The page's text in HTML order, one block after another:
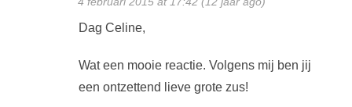
Dag Celine,
Wat een mooie reactie. Volgens mij ben jij
een ontzettend lieve grote zus!